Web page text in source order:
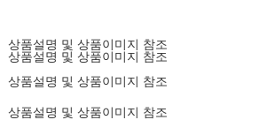
상품설명 및 상품이미지 참조
상품설명 및 상품이미지 참조
상품설명 및 상품이미지 참조
상품설명 및 상품이미지 참조